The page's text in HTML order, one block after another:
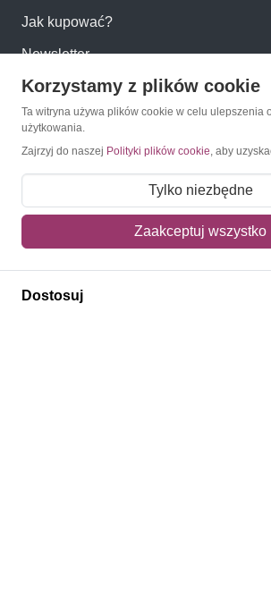
Jak kupować?
Newsletter
Konto
Moje konto
Mój koszyk
Adres dostawy
Korzystamy z plików cookie
Ta witryna używa plików cookie w celu ulepszenia
użytkowania.
Zajrzyj do naszej Polityki plików cookie, aby
Tylko niezbędne
Zaakceptuj wszystko
Dostosuj